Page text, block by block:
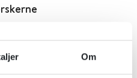
Om
Senter for omsorgsforskning 2020